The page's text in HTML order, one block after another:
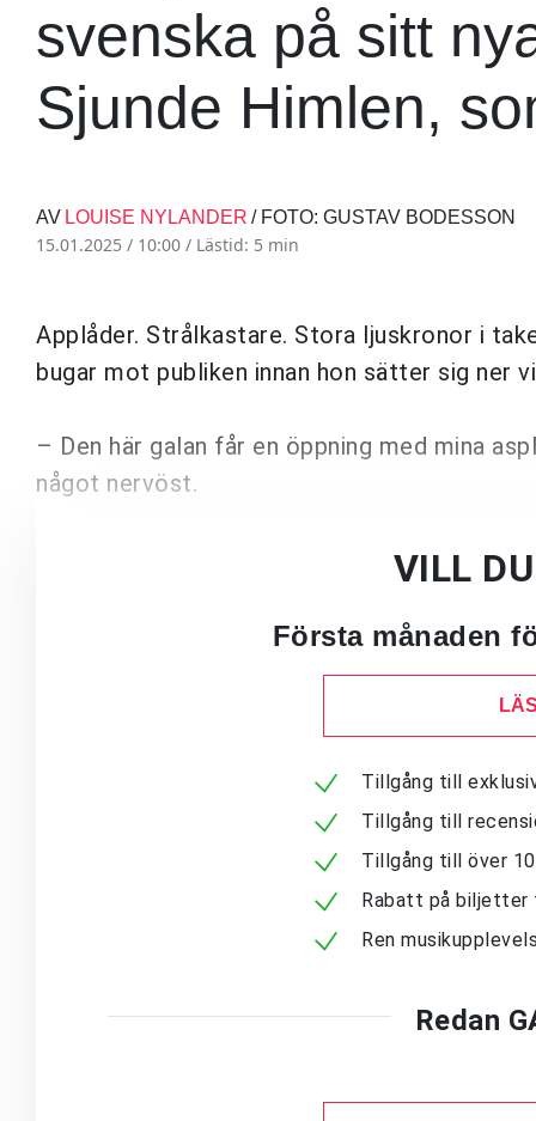
svenska på sitt
Sjunde Himlen,
AV LOUISE NYLANDER / FOTO: GUSTAV BODESSON
15.01.2025 / 10:00 / Lästid: 5 min
Applåder. Strålkastare. Stora ljuskronor i
bugar mot publiken innan hon sätter sig ner
– Den här galan får en öppning med mina
något nervöst.
VILL
Första månaden
Tillgång till
Tillgång till
Tillgång till över
Rabatt på
Ren
Redan